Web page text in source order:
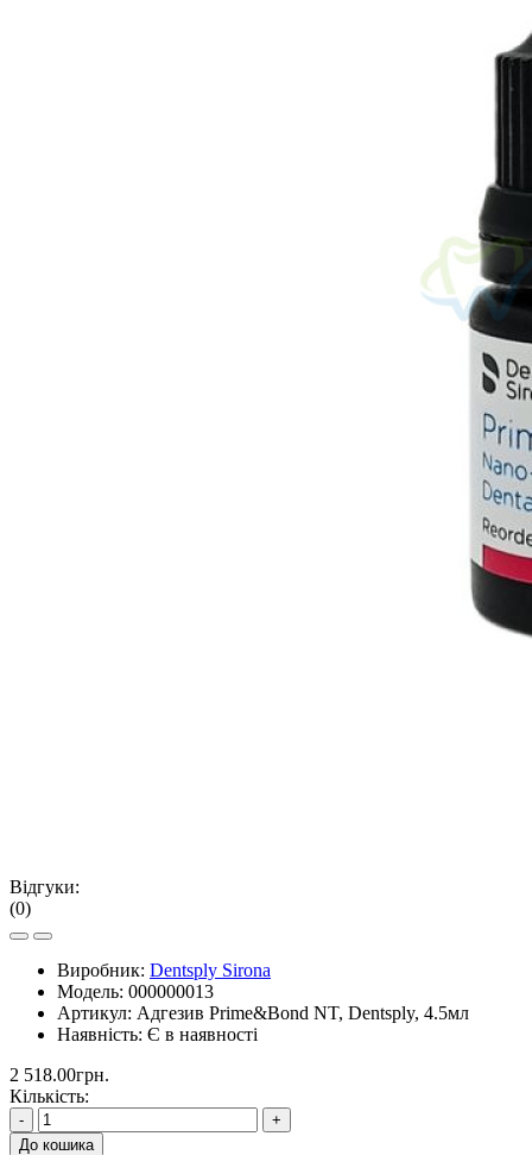
Відгуки:
(0)
Виробник: Dentsply Sirona
Модель: 000000013
Артикул: Адгезив Prime&Bond NT, Dentsply, 4.5мл
Наявність: Є в наявності
2 518.00грн.
Кількість:
-
+
До кошика